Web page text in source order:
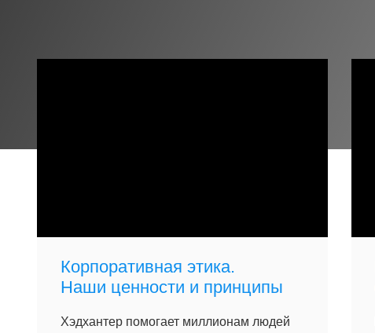
Корпоративная этика.
Наши ценности и принципы
Хэдхантер помогает миллионам людей